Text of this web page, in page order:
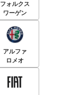
フォルクス
ワーゲン
アルファ
ロメオ